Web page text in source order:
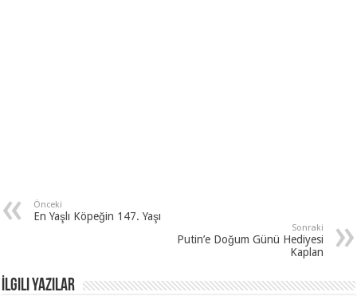
Önceki
En Yaşlı Köpeğin 147. Yaşı
Sonraki
Putin’e Doğum Günü Hediyesi
Kaplan
İlgili Yazılar